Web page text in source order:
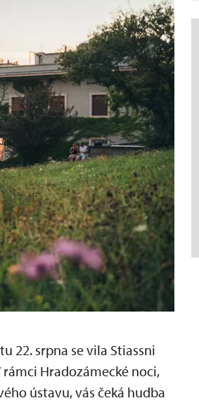
22. srpna se vila Stiassni
Hradozámecké noci,
ústavu, vás čeká hudba